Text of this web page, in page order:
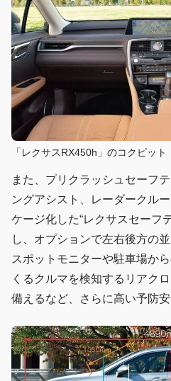
「レクサスRX450h」のコクピット
また、プリクラッシュセーフ
ングアシスト、レーダークル
ケージ化した“レクサスセーフ
し、オプションで左右後方の
スポットモニターや駐車場か
くるクルマを検知するリアク
備えるなど、さらに高い予防